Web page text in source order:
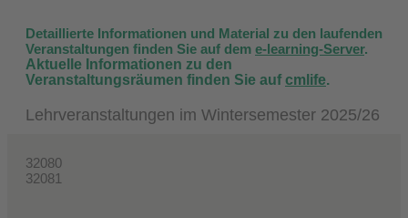
Detaillierte Informationen und Material zu den laufenden
Veranstaltungen finden Sie auf dem e-learning-Server.
Aktuelle Informationen zu den
Veranstaltungsräumen finden Sie aufcmlife.
Lehrveranstaltungen im Wintersemester 2025/26
32080
32081